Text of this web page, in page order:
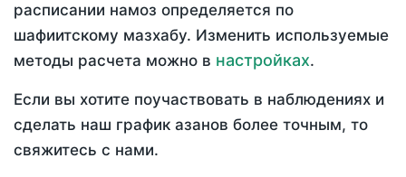
расписании намоз определяется по
шафиитскому мазхабу. Изменить используемые
методы расчета можно в настройках.
Если вы хотите поучаствовать в наблюдениях и
сделать наш график азанов более точным, то
свяжитесь с нами.